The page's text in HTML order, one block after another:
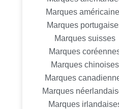
Marques
Marques
Marques suisses
Marques
Marques chinoises
Marques
Marques
Marques